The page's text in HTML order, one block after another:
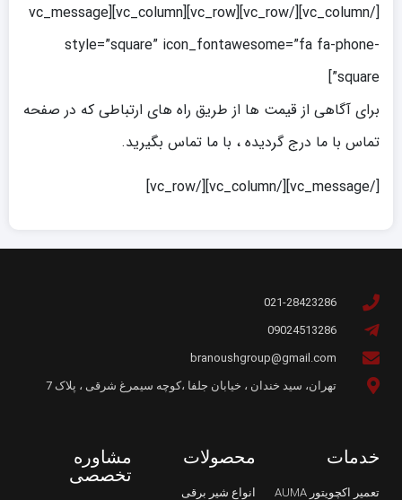
[/vc_column][/vc_row][vc_row][vc_column][vc_message
style=”square” icon_fontawesome=”fa fa-phone-
square”]
برای آگاهی از قیمت ها از طریق راه های ارتباطی که در صفحه
تماس با ما درج گردیده ، با ما تماس بگیرید.
[/vc_message][/vc_column][/vc_row]
021-28423286
09024513286
branoushgroup@gmail.com
تهران، سید خندان ، خیابان جلفا ،کوچه سیمرغ شرقی ، پلاک 7
خدمات
تعمیر اکچویتور AUMA
محصولات
انواع شیر برقی
مشاوره
تخصصی